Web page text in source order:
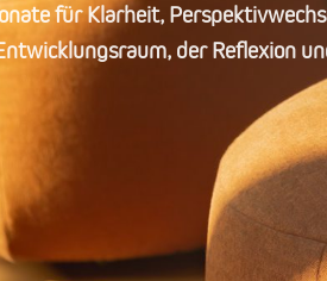
für Klarheit,
der Reflexion